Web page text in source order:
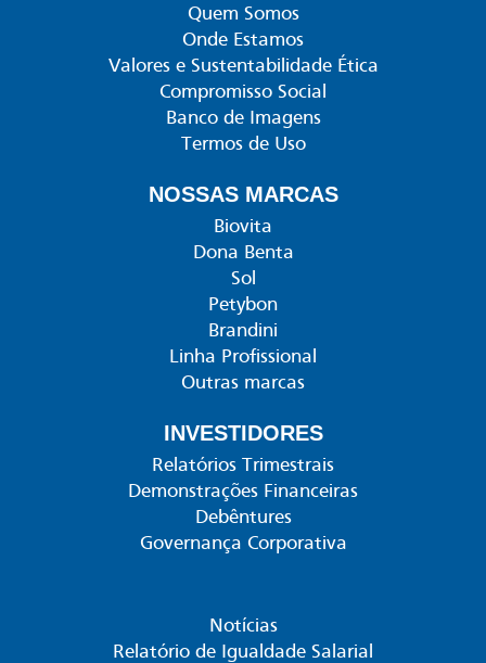
Quem Somos
Onde Estamos
Valores e Sustentabilidade Ética
Compromisso Social
Banco de Imagens
Termos de Uso
NOSSAS MARCAS
Biovita
Dona Benta
Sol
Petybon
Brandini
Linha Profissional
Outras marcas
INVESTIDORES
Relatórios Trimestrais
Demonstrações Financeiras
Debêntures
Governança Corporativa
Notícias
Relatório de Igualdade Salarial